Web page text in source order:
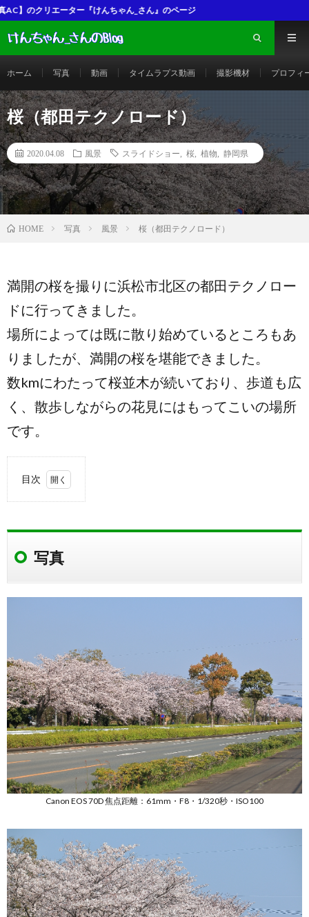
ちゃん_さん』のページ
ホーム 写真 動画 タイムラプス動画 撮影機材 プロフィ
桜（都田テクノロード）
2020.04.08 風景 スライドショー 桜 植物 静岡県
HOME 写真 風景 桜（都田テクノロード）
満開の桜を撮りに浜松市北区の都田テクノロー
ドに行ってきました。
場所によっては既に散り始めているところもあ
りましたが、満開の桜を堪能できました。
数kmにわたって桜並木が続いており、歩道も広
く、散歩しながらの花見にはもってこいの場所
です。
目次
1.
スライ
ドショ
1.2.
撮影場
所周辺
の地図
1.4.
都田テ
クノロ
ードに
写真
Canon EOS 70D 焦点距離：61mm・F8・1/320秒・ISO100